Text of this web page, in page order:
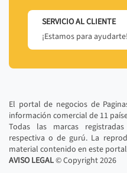
SERVICIO AL CLIENTE
¡Estamos para
El portal de negocios de
información comercial de 11
Todas las marcas
respectiva o de gurú. La
material contenido en este
AVISO LEGAL© Copyright2026